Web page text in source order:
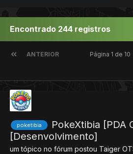
Encontrado 244 registros
ANTERIOR Página 1 de 10
poketibia
PokeXtibia [PDA
[Desenvolvimento]
um tópico no fórum postou Taiger